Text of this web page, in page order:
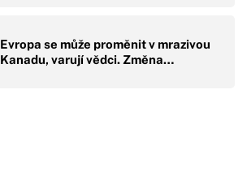
Evropa se může proměnit v mrazivou
Kanadu, varují vědci. Změna…